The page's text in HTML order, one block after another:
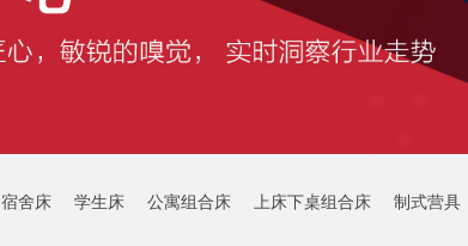
宿舍床 学生床 公寓组合床 上床下桌组合床 制式营具